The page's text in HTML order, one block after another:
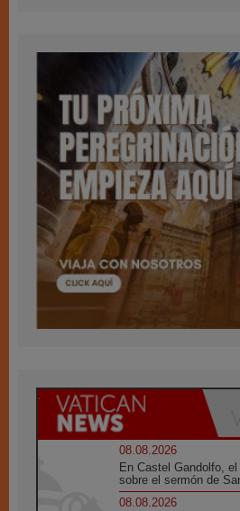
08.08.2026
En Castel Gandolfo,
sobre el sermón de
08.08.2026